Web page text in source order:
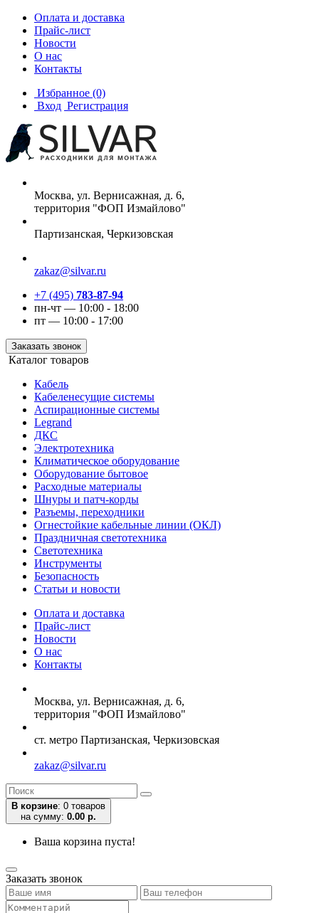
Оплата и доставка
Прайс-лист
Новости
О нас
Контакты
Избранное (0)
Вход Регистрация
Москва, ул. Вернисажная, д. 6,
территория "ФОП Измайлово"
Партизанская, Черкизовская
zakaz@silvar.ru
+7 (495) 783-87-94
пн-чт — 10:00 - 18:00
пт — 10:00 - 17:00
Заказать звонок
Каталог товаров
Кабель
Кабеленесущие системы
Аспирационные системы
Legrand
ДКС
Электротехника
Климатическое оборудование
Оборудование бытовое
Расходные материалы
Шнуры и патч-корды
Разъемы, переходники
Огнестойкие кабельные линии (ОКЛ)
Праздничная светотехника
Светотехника
Инструменты
Безопасность
Статьи и новости
Оплата и доставка
Прайс-лист
Новости
О нас
Контакты
Москва, ул. Вернисажная, д. 6,
территория "ФОП Измайлово"
ст. метро Партизанская, Черкизовская
zakaz@silvar.ru
В корзине: 0 товаров
на сумму: 0.00 р.
Ваша корзина пуста!
Заказать звонок